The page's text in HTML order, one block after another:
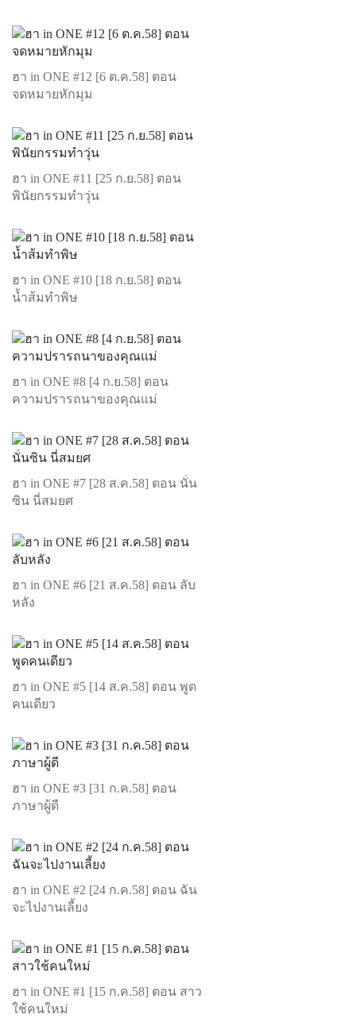
ฮา in ONE #12 [6 ต.ค.58] ตอน
จดหมายหักมุม
ฮา in ONE #11 [25 ก.ย.58] ตอน
พินัยกรรมทำวุ่น
ฮา in ONE #10 [18 ก.ย.58] ตอน
น้ำส้มทำพิษ
ฮา in ONE #8 [4 ก.ย.58] ตอน
ความปรารถนาของคุณแม่
ฮา in ONE #7 [28 ส.ค.58] ตอน นั่น
ซิน นี่สมยศ
ฮา in ONE #6 [21 ส.ค.58] ตอน ลับ
หลัง
ฮา in ONE #5 [14 ส.ค.58] ตอน พูด
คนเดียว
ฮา in ONE #3 [31 ก.ค.58] ตอน
ภาษาผู้ดี
ฮา in ONE #2 [24 ก.ค.58] ตอน ฉัน
จะไปงานเลี้ยง
ฮา in ONE #1 [15 ก.ค.58] ตอน สาว
ใช้คนใหม่